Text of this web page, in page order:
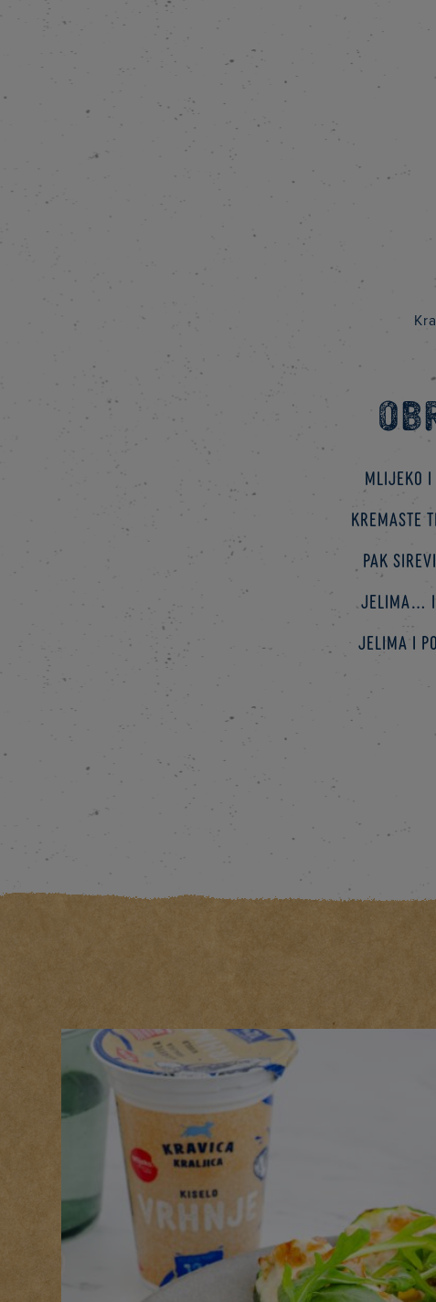
Mlijeko i
kremaste
pak
jelima…
jelima i